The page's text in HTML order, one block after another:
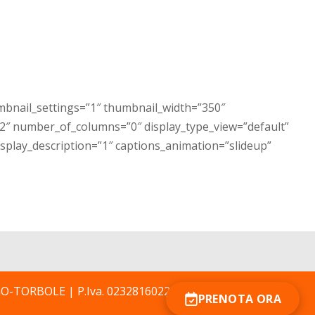
thumbnail_width=”350″
number_of_columns=”0″ display_type_view=”default”
captions_animation=”slideup”
TORBOLE | P.Iva. 02328160227 | CINPRENOTA ORA